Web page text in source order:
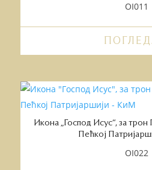
OI011
Икона „Господ Исус“, за трон
Пећкој
OI022